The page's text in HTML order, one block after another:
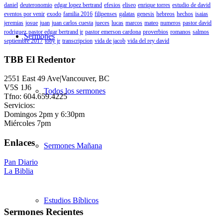
Sermones
Todos los sermones
Sermones Mañana
Estudios Bíblicos
daniel deuteronomio edgar lopez bertrand efesios eliseo enrique torres estudio de david
eventos por venir exodo familia 2016 filipenses galatas genesis hebreos hechos isaias
jeremias josue juan juan carlos cuesta jueces lucas marcos mateo numeros pastor david
rodriguez pastor edgar bertrand jr pastor emerson cardona proverbios romanos salmos
septiembre 2017 toby jr transcripcion vida de jacob vida del rey david
TBB El Redentor
2551 East 49 Ave|Vancouver, BC
V5S 1J6
Tfno: 604.659.4225
Servicios:
Domingos 2pm y 6:30pm
Miércoles 7pm
Enlaces
Pan Diario
La Biblia
Sermones Recientes